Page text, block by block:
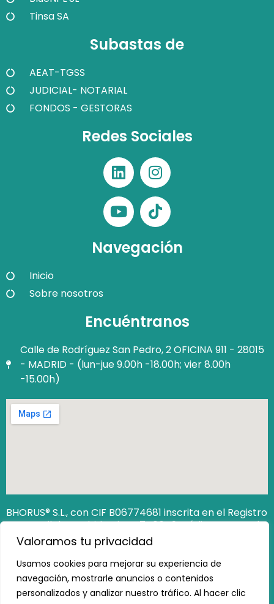
Valoramos tu privacidad
Usamos cookies para mejorar su experiencia de
navegación, mostrarle anuncios o contenidos
personalizados y analizar nuestro tráfico. Al hacer clic
Tinsa SA
Subastas de
AEAT-TGSS
JUDICIAL- NOTARIAL
FONDOS - GESTORAS
Redes Sociales
Navegación
Inicio
Sobre nosotros
Encuéntranos
Calle de Rodríguez San Pedro, 2 OFICINA 911 - 28015
- MADRID - (lun-jue 9.00h -18.00h; vier 8.00h
-15.00h)
BHORUS® S.L., con CIF B06774681 inscrita en el Registro
Mercantil de Madrid Hoja M‐740649. Código Seguro de
Verificación (CSV): 12806538162473100
https://www.registradores.org/csv